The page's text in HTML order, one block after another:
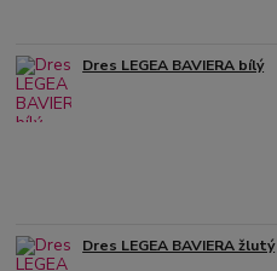
Dres LEGEA BAVIERA bílý
Dres LEGEA BAVIERA žlutý